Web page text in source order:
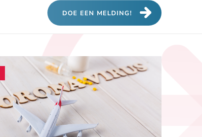
DOE EEN MELDING!